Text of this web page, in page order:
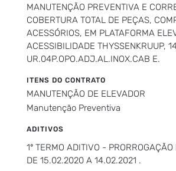
MANUTENÇÃO PREVENTIVA E
COBERTURA TOTAL DE PEÇAS,
ACESSÓRIOS, EM PLATAFORMA
ACESSIBILIDADE THYSSENKRUUP,
UR.04P.OPO.ADJ.AL.INOX.CAB E.
ITENS DO CONTRATO
MANUTENÇÃO DE ELEVADOR
Manutenção Preventiva
ADITIVOS
1º TERMO ADITIVO -
DE 15.02.2020 A 14.02.2021 .